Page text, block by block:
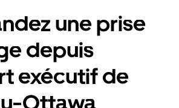
une prise
depuis
exécutif de